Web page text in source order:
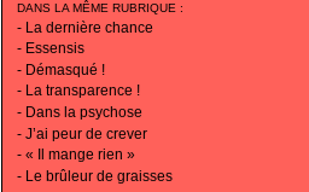
DANS LA MÊME RUBRIQUE :
- La dernière chance
- Essensis
- Démasqué !
- La transparence !
- Dans la psychose
- J’ai peur de crever
- « Il mange rien »
- Le brûleur de graisses